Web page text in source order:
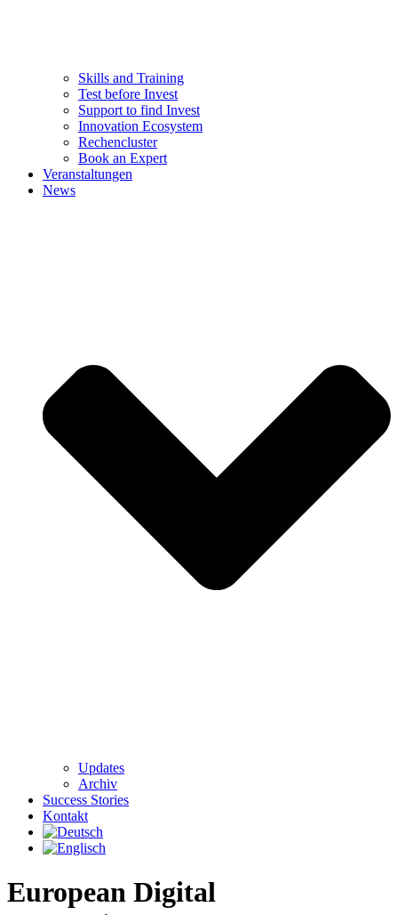
Skills and Training
Test before Invest
Support to find Invest
Innovation Ecosystem
Rechencluster​
Book an Expert
Veranstaltungen
News
Updates
Archiv
Success Stories
Kontakt
European Digital